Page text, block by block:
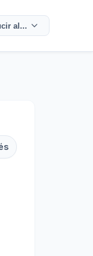
al...